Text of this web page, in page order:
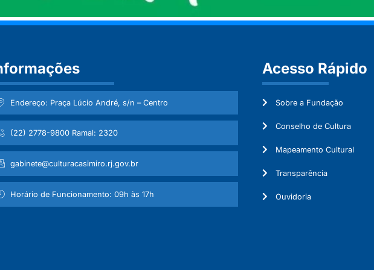
Endereço: Praça Lúcio André, s/n – Centro
(22) 2778-9800 Ramal: 2320
gabinete@culturacasimiro.rj.gov.br
Horário de Funcionamento: 09h às 17h
Acesso Rápido
Sobre a Fundação
Conselho de Cultura
Mapeamento Cultural
Transparência
Ouvidoria